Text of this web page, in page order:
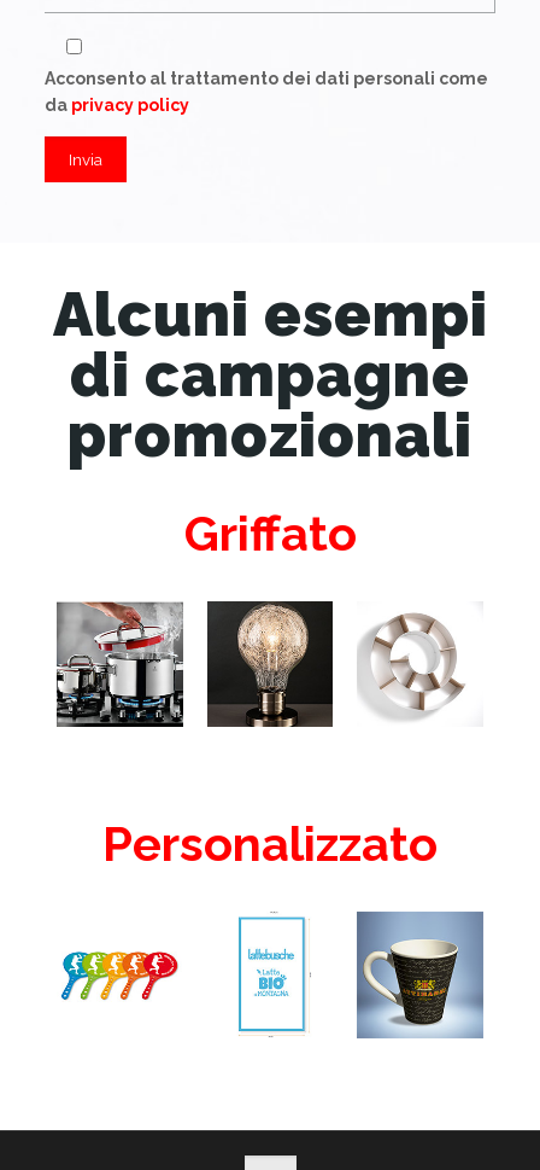
Acconsento al trattamento dei dati personali come
da privacy policy
Alcuni esempi
di campagne
promozionali
Griffato
Personalizzato